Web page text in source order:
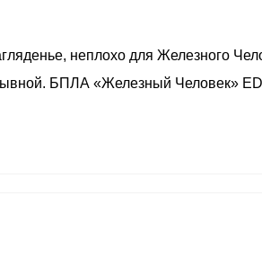
неплохо для Железного
БПЛА «Железный Человек»